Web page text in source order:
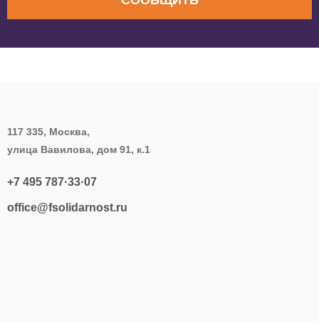
117 335, Москва,
улица Вавилова, дом 91, к.1
+7 495 787·33·07
office@fsolidarnost.ru